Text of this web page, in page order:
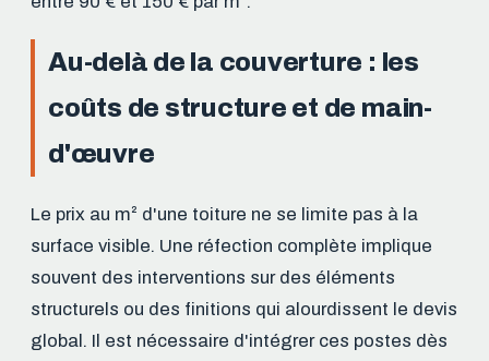
Au-delà de la couverture : les
coûts de structure et de main-
d'œuvre
Le prix au m² d'une toiture ne se limite pas à la
surface visible. Une réfection complète implique
souvent des interventions sur des éléments
structurels ou des finitions qui alourdissent le devis
global. Il est nécessaire d'intégrer ces postes dès